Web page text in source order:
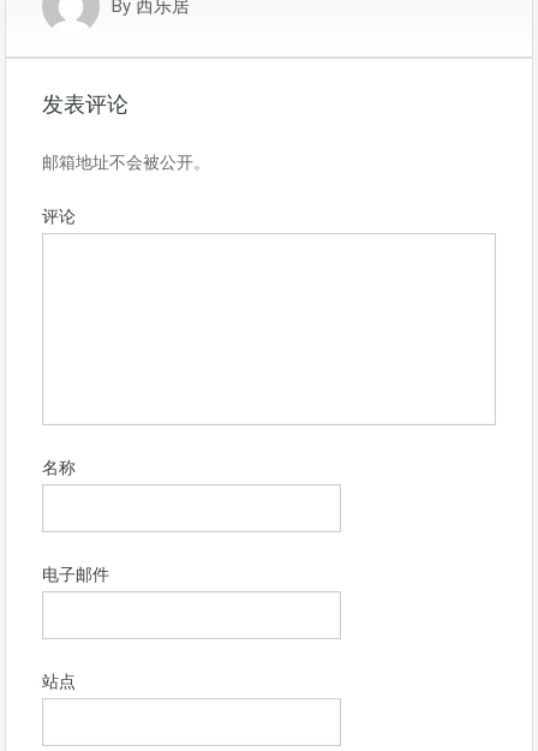
By 西乐居
发表评论
邮箱地址不会被公开。
评论
名称
电子邮件
站点